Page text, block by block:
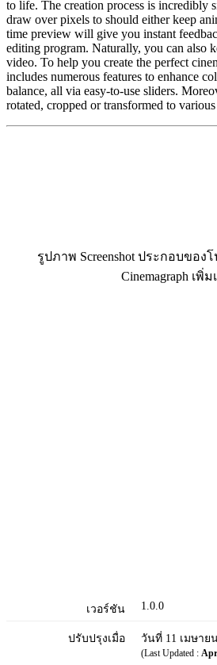
to life. The creation process is incredibly
draw over pixels to should either keep
time preview will give you instant
editing program. Naturally, you can also
video. To help you create the perfect
includes numerous features to enhance
balance, all via easy-to-use sliders.
rotated, cropped or transformed to various
รูปภาพ Screenshot ประกอบของ
Cinemagraph เพิ่ม
เวอร์ชัน 1.0.0
ปรับปรุงเมื่อ วันที่ 11 เมษาย
(Last Updated :